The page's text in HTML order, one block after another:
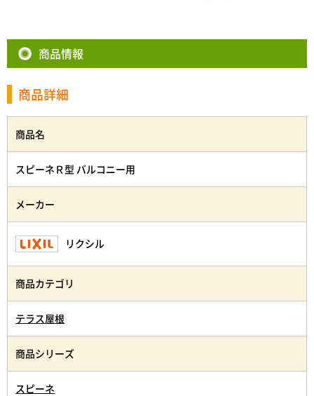
商品情報
商品詳細
商品名
スピーネＲ型 バルコニー用
メーカー
リクシル
商品カテゴリ
テラス屋根
商品シリーズ
スピーネ